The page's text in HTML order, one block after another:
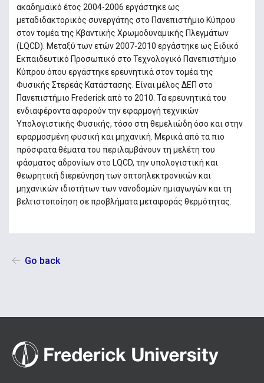
ακαδημαϊκό έτος 2004-2006 εργάστηκε ως
μεταδιδακτορικός συνεργάτης στο Πανεπιστήμιο Κύπρου
στον τομέα της Κβαντικής Χρωμοδυναμικής Πλεγμάτων
(LQCD). Μεταξύ των ετών 2007-2010 εργάστηκε ως Ειδικό
Εκπαιδευτικό Προσωπικό στο Τεχνολογικό Πανεπιστήμιο
Κύπρου όπου εργάστηκε ερευνητικά στον τομέα της
Φυσικής Στερεάς Κατάστασης. Είναι μέλος ΔΕΠ στο
Πανεπιστήμιο Frederick από το 2010. Τα ερευνητικά του
ενδιαφέροντα αφορούν την εφαρμογή τεχνικών
Υπολογιστικής Φυσικής, τόσο στη θεμελιώδη όσο και στην
εφαρμοσμένη φυσική και μηχανική. Μερικά από τα πιο
πρόσφατα θέματα του περιλαμβάνουν τη μελέτη του
φάσματος αδρονίων στο LQCD, την υπολογιστική και
θεωρητική διερεύνηση των οπτοηλεκτρονικών και
μηχανικών ιδιοτήτων των νανοδομών ημιαγωγών και τη
βελτιστοποίηση σε προβλήματα μεταφοράς θερμότητας.
Go back